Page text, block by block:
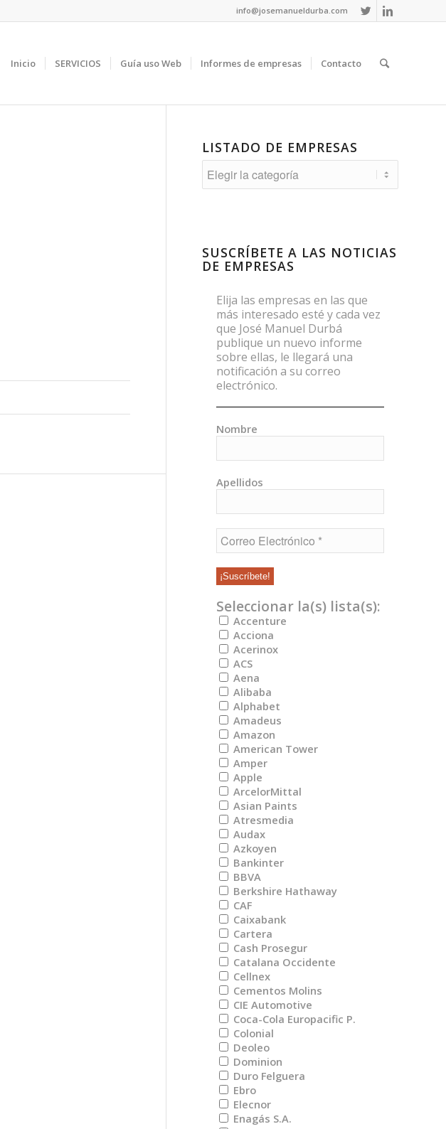
info@josemanueldurba.com
Inicio SERVICIOS Guía uso Web Informes de empresas Contacto
LISTADO DE EMPRESAS
Listado
de
SUSCRÍBETE A LAS NOTICIAS
DE EMPRESAS
Elija las empresas en las que
más interesado esté y cada vez
que José Manuel Durbá
publique un nuevo informe
sobre ellas, le llegará una
notificación a su correo
electrónico.
Nombre
Apellidos
Seleccionar la(s) lista(s):
Accenture
Acciona
Acerinox
ACS
Aena
Alibaba
Alphabet
Amadeus
Amazon
American Tower
Amper
Apple
ArcelorMittal
Asian Paints
Atresmedia
Audax
Azkoyen
Bankinter
BBVA
Berkshire Hathaway
CAF
Caixabank
Cartera
Cash Prosegur
Catalana Occidente
Cellnex
Cementos Molins
CIE Automotive
Coca-Cola Europacific P.
Colonial
Deoleo
Dominion
Duro Felguera
Ebro
Elecnor
Enagás S.A.